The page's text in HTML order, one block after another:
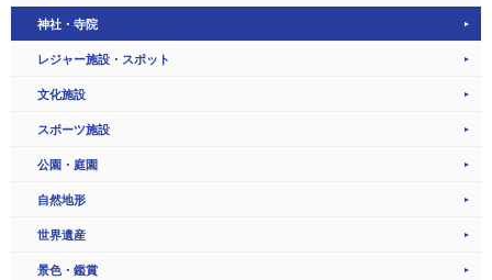
神社・寺院
レジャー施設・スポット
文化施設
スポーツ施設
公園・庭園
自然地形
世界遺産
景色・鑑賞